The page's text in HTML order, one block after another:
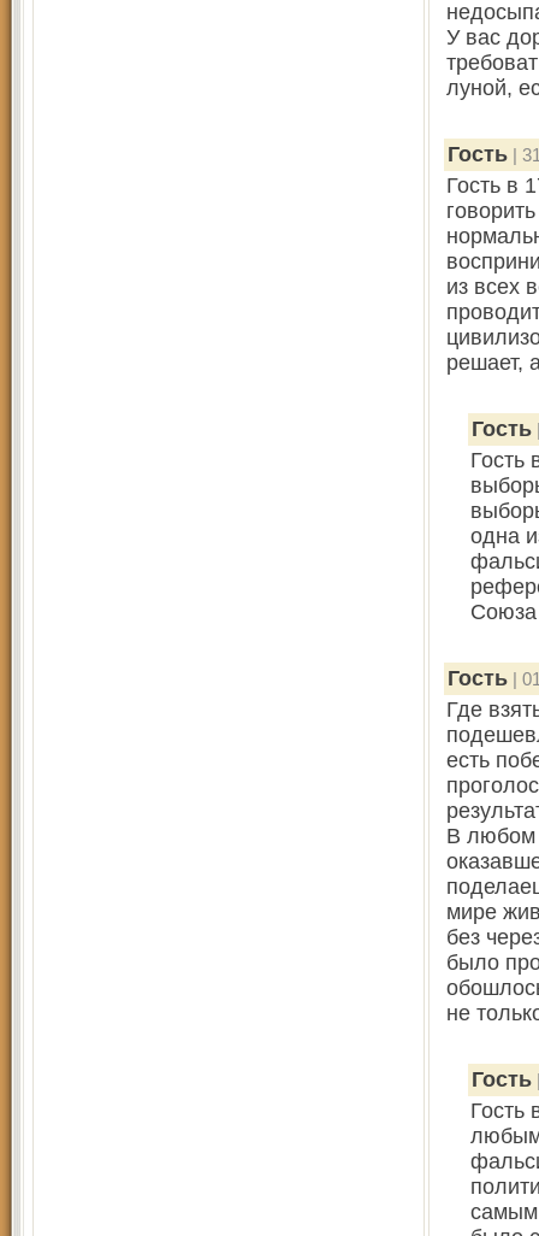
У вас
луной,
Гость |
Гость в
из всех
решает,
Гость
Гость
одна
Гость |
Где
есть
В любом
мире
без
было
не
Гость
Гость
любым
самым